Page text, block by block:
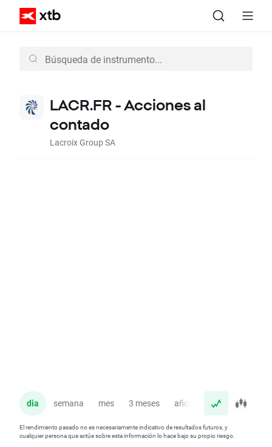
LACR.FR - Acciones al
contado
Lacroix Group SA
dia semana mes 3 meses año
El rendimiento pasado no es necesariamente indicativo de resultados futuros, y
cualquier persona que actúe sobre esta información lo hace bajo su propio riesgo.